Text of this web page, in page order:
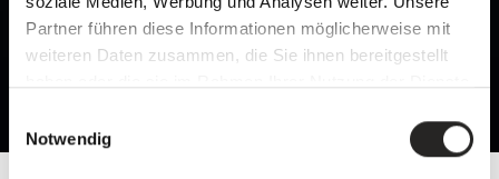
Partner führen diese Informationen möglicherweise mit
weiteren Daten zusammen, die Sie ihnen bereitgestellt
Notwendig